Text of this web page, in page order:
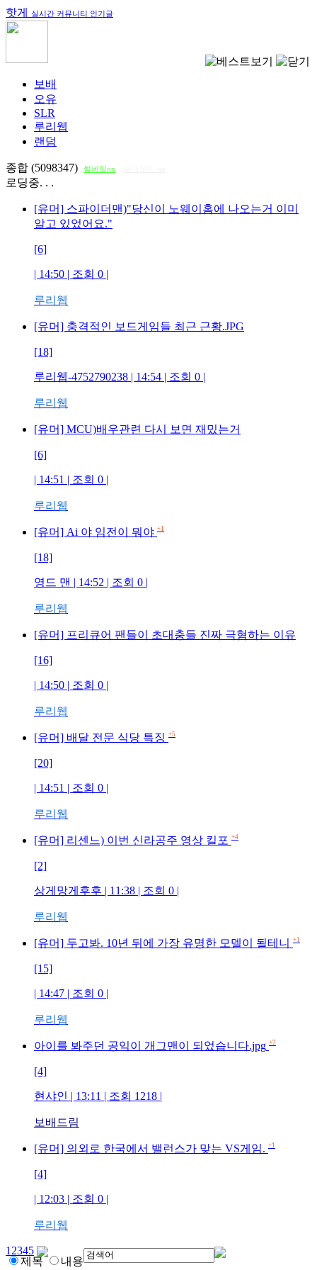
핫게 실시간 커뮤니티 인기글
보배
오유
SLR
루리웹
랜덤
종합 (5098347) 썸네일on
로딩중. . .
[유머] 스파이더맨)"당신이 노웨이홈에 나오는거 이미
알고 있었어요."
[6]
| 14:50 | 조회 0 |
루리웹
[유머] 충격적인 보드게임들 최근 근황.JPG
[18]
루리웹-4752790238 | 14:54 | 조회 0 |
루리웹
[유머] MCU)배우관련 다시 보면 재밌는거
[6]
| 14:51 | 조회 0 |
루리웹
[유머] Ai 야 임전이 뭐야 +1
[18]
영드 맨 | 14:52 | 조회 0 |
루리웹
[유머] 프리큐어 팬들이 초대충들 진짜 극혐하는 이유
[16]
| 14:50 | 조회 0 |
루리웹
[유머] 배달 전문 식당 특징 +5
[20]
| 14:51 | 조회 0 |
루리웹
[유머] 리센느) 이번 신라공주 영상 킬포 +4
[2]
상게망게후후 | 11:38 | 조회 0 |
루리웹
[유머] 두고봐. 10년 뒤에 가장 유명한 모델이 될테니 +1
[15]
| 14:47 | 조회 0 |
루리웹
아이를 봐주던 공익이 개그맨이 되었습니다.jpg +7
[4]
현샤인 | 13:11 | 조회 1218 |
보배드림
[유머] 의외로 한국에서 밸런스가 맞는 VS게임. +1
[4]
| 12:03 | 조회 0 |
루리웹
1 2345
제목
내용